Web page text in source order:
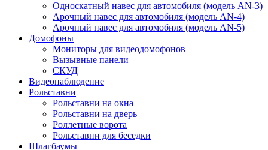
Односкатный навес для автомобиля (модель AN-3)
Арочный навес для автомобиля (модель AN-4)
Арочный навес для автомобиля (модель AN-5)
Домофоны
Мониторы для видеодомофонов
Вызывные панели
СКУД
Видеонаблюдение
Рольставни
Рольставни на окна
Рольставни на дверь
Роллетные ворота
Рольставни для беседки
Шлагбаумы